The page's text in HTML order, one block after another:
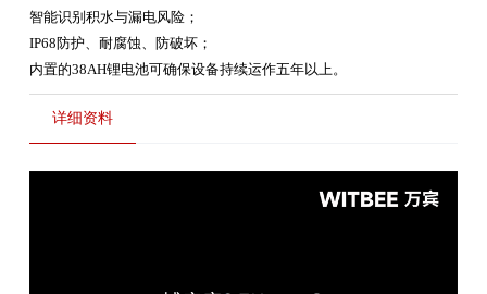
智能识别积水与漏电风险；
IP68防护、耐腐蚀、防破坏；
内置的38AH锂电池可确保设备持续运作五年以上。
详细资料